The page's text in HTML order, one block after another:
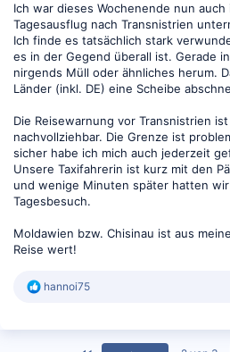
Ich war dieses Wochenende nun
Tagesausflug nach Transnistrien
Ich finde es tatsächlich stark
es in der Gegend überall ist. Gerade
nirgends Müll oder ähnliches herum.
Länder (inkl. DE) eine Scheibe
Die Reisewarnung vor Transnistrien
nachvollziehbar. Die Grenze ist
sicher habe ich mich auch jederzeit
Unsere Taxifahrerin ist kurz mit den
und wenige Minuten später hatten
Tagesbesuch.
Moldawien bzw. Chisinau ist aus
Reise wert!
R
k
hannoi75